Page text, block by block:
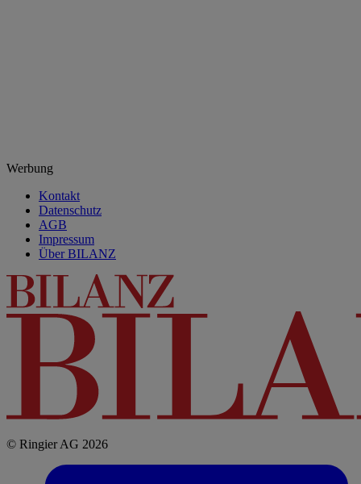
Werbung
Kontakt
Datenschutz
AGB
Impressum
Über BILANZ
© Ringier AG 2026